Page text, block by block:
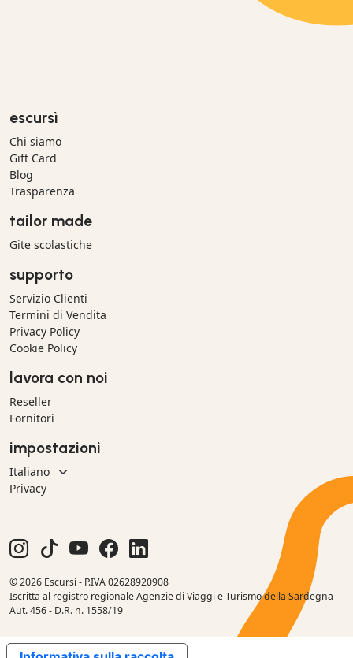
escursì
Chi siamo
Gift Card
Blog
Trasparenza
tailor made
Gite scolastiche
supporto
Servizio Clienti
Termini di Vendita
Privacy Policy
Cookie Policy
lavora con noi
Reseller
Fornitori
impostazioni
Privacy
© 2026 Escursì - P.IVA 02628920908
Iscritta al registro regionale Agenzie di Viaggi e Turismo della Sardegna
Aut. 456 - D.R. n. 1558/19